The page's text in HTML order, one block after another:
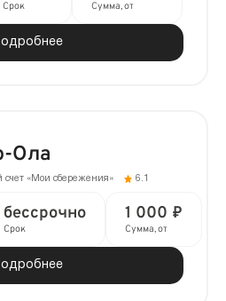
Срок Сумма, от
Ола
счет «Мои сбережения» 6.1
бессрочно
Срок
1 000 ₽
Сумма, от